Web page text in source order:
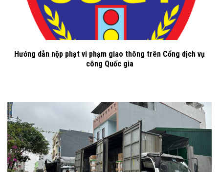
Hướng dẫn nộp phạt vi phạm giao thông trên Cổng dịch vụ
công Quốc gia